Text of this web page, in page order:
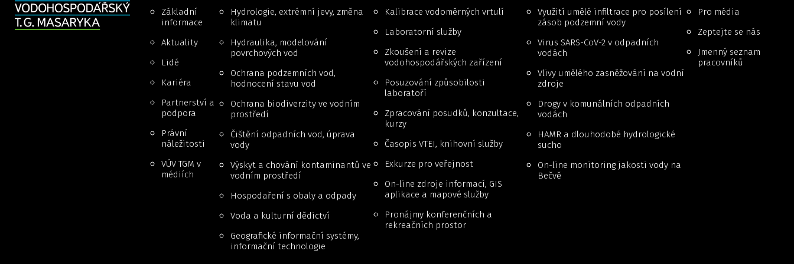
Základní
informace
Aktuality
Lidé
Kariéra
Partnerství a
podpora
Právní
náležitosti
VÚV TGM v
médiích
Hydrologie, extrémní jevy, změna
klimatu
Hydraulika, modelování
povrchových vod
Ochrana podzemních vod,
hodnocení stavu vod
Ochrana biodiverzity ve vodním
prostředí
Čištění odpadních vod, úprava
vody
Výskyt a chování kontaminantů ve
vodním prostředí
Hospodaření s obaly a odpady
Voda a kulturní dědictví
Geografické informační systémy,
informační technologie
Kalibrace vodoměrných vrtulí
Laboratorní služby
Zkoušení a revize
vodohospodářských zařízení
Posuzování způsobilosti
laboratoří
Zpracování posudků, konzultace,
kurzy
Časopis VTEI, knihovní služby
Exkurze pro veřejnost
On-line zdroje informací, GIS
aplikace a mapové služby
Pronájmy konferenčních a
rekreačních prostor
Využití umělé infiltrace pro posílení
zásob podzemní vody
Virus SARS-CoV-2 v odpadních
vodách
Vlivy umělého zasněžování na vodní
zdroje
Drogy v komunálních odpadních
vodách
HAMR a dlouhodobé hydrologické
sucho
On-line monitoring jakosti vody na
Bečvě
Pro média
Zeptejte se nás
Jmenný seznam
pracovníků